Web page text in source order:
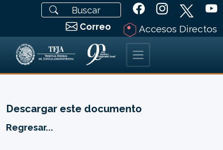
Correo Accesos Directos
Descargar este documento
Regresar...